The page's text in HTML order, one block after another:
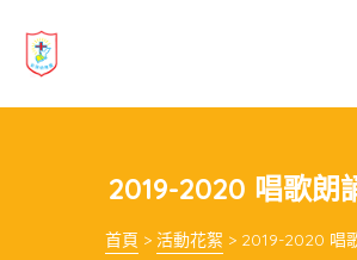
2019-2020 唱歌朗
首頁 > 活動花絮 > 2019-2020 唱
教育